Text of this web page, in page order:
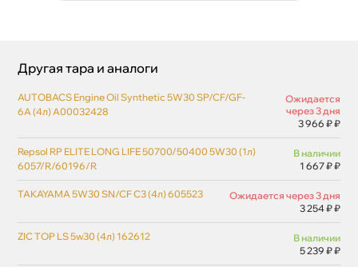
Другая тара и аналоги
AUTOBACS Engine Oil Synthetic 5W30 SP/CF/GF-
6A (4л) A00032428
Ожидается
через 3 дня
3 966 ₽ ₽
Repsol RP ELITE LONG LIFE 50700/50400 5W30 (1л)
6057/R/60196/R
наличии
1 667 ₽ ₽
TAKAYAMA 5W30 SN/CF C3 (4л) 605523
Ожидается через 3 дня
3 254 ₽ ₽
ZIC TOP LS 5w30 (4л) 162612
наличии
5 239 ₽ ₽